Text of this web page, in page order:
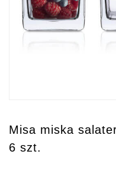
Misa miska
6 szt.